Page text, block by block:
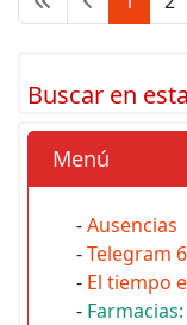
Buscar en
Menú
-Ausencias
-Telegram
- El tiempo
- Farmacias: